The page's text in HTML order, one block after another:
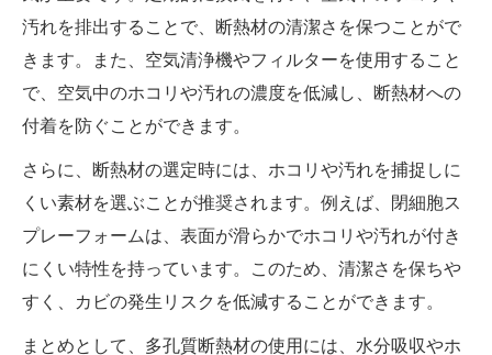
汚れを排出することで、断熱材の清潔さを保つことがで
きます。また、空気清浄機やフィルターを使用すること
で、空気中のホコリや汚れの濃度を低減し、断熱材への
付着を防ぐことができます。
さらに、断熱材の選定時には、ホコリや汚れを捕捉しに
くい素材を選ぶことが推奨されます。例えば、閉細胞ス
プレーフォームは、表面が滑らかでホコリや汚れが付き
にくい特性を持っています。このため、清潔さを保ちや
すく、カビの発生リスクを低減することができます。
まとめとして、多孔質断熱材の使用には、水分吸収やホ